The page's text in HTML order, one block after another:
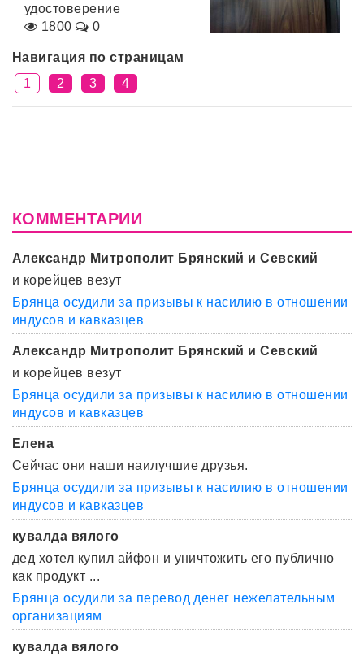
удостоверение
1800
0
Навигация по страницам
1
2 3 4
КОММЕНТАРИИ
Александр Митрополит Брянский и Севский
и корейцев везут
Брянца осудили за призывы к насилию в отношении
индусов и кавказцев
Александр Митрополит Брянский и Севский
и корейцев везут
Брянца осудили за призывы к насилию в отношении
индусов и кавказцев
Елена
Сейчас они наши наилучшие друзья.
Брянца осудили за призывы к насилию в отношении
индусов и кавказцев
кувалда вялого
дед хотел купил айфон и уничтожить его публично
как продукт ...
Брянца осудили за перевод денег нежелательным
организациям
кувалда вялого